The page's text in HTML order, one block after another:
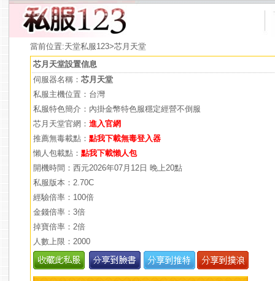
當前位置:天堂私服123>芯月天堂
芯月天堂設置信息
伺服器名稱： 芯月天堂
私服主機位置：台灣
私服特色簡介：內掛金幣特色服穩定經營不倒服
芯月天堂官網： 進入官網
推薦無毒載點： 點我下載無毒登入器
懶人包載點： 點我下載懶人包
開機時間：西元2026年07月12日 晚上20點
私服版本：2.70C
經驗倍率：100倍
金錢倍率：3倍
掉寶倍率：2倍
人數上限：2000